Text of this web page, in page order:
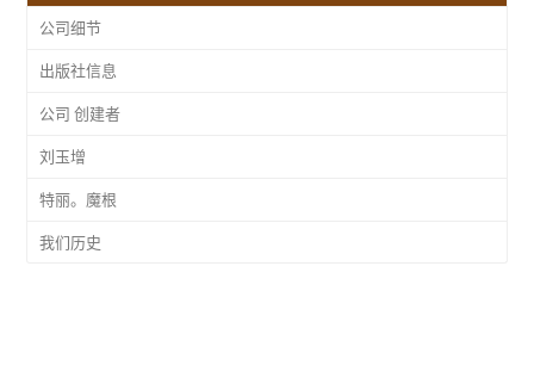
公司细节
出版社信息
公司 创建者
刘玉增
特丽。魔根
我们历史